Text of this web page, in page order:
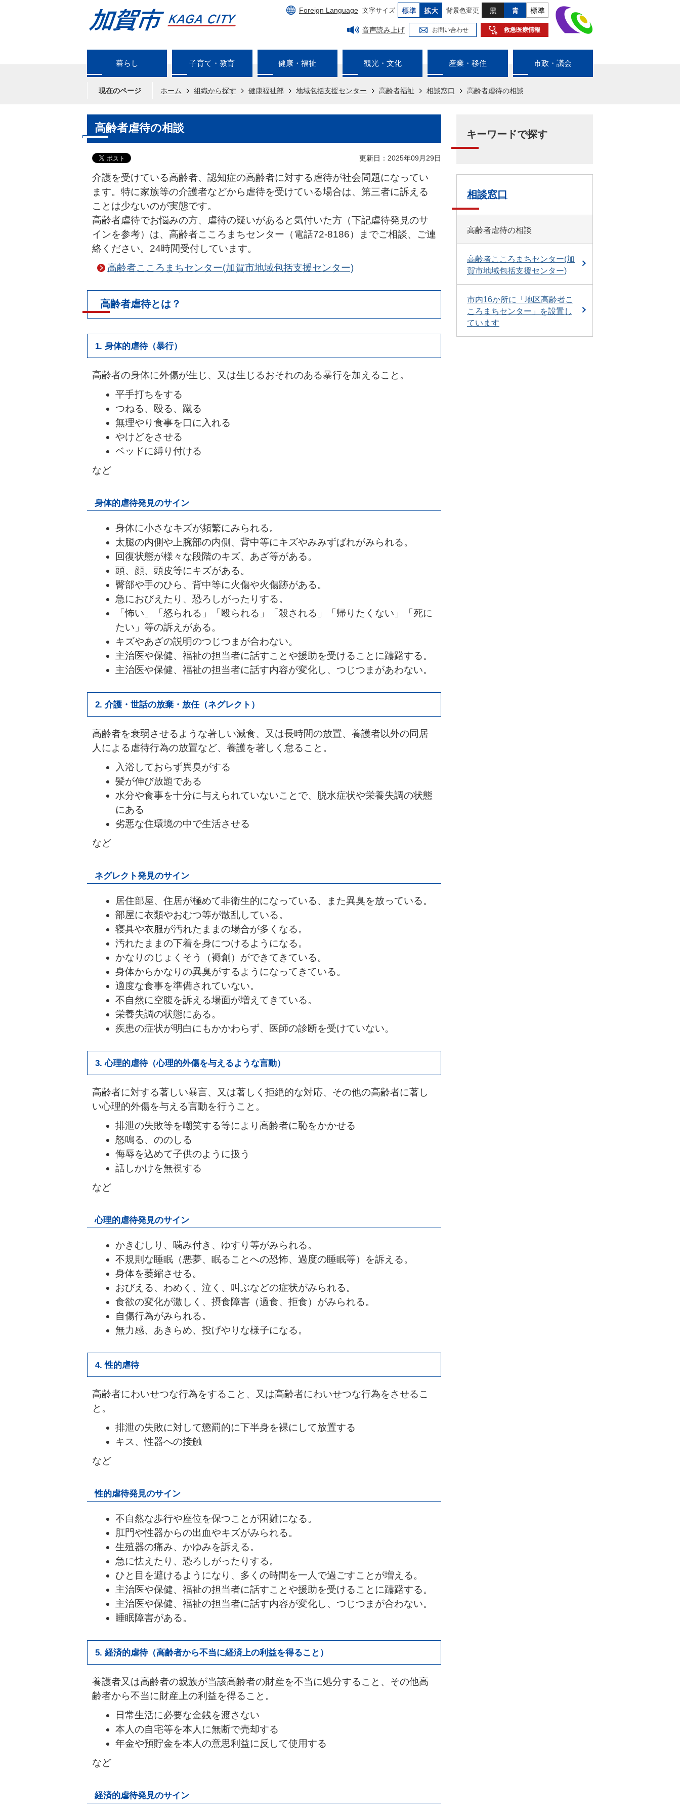
Foreign Language 文字サイズ 背景色変更
音声読み上げ お問い合わせ 救急医療情報
暮らし 子育て・教育 健康・福祉 観光・文化 産業・移住 市政・議会
現在のページ ホーム 組織から探す 健康福祉部 地域包括支援センター 高齢者福祉 相談窓口 高齢者虐待の相談
高齢者虐待の相談
更新日：2025年09月29日
介護を受けている高齢者、認知症の高齢者に対する虐待が社会問題になってい
ます。特に家族等の介護者などから虐待を受けている場合は、第三者に訴える
ことは少ないのが実態です。
高齢者虐待でお悩みの方、虐待の疑いがあると気付いた方（下記虐待発見のサ
インを参考）は、高齢者こころまちセンター（電話72-8186）までご相談、ご連
絡ください。24時間受付しています。
高齢者こころまちセンター(加賀市地域包括支援センター)
高齢者虐待とは？
1. 身体的虐待（暴行）
高齢者の身体に外傷が生じ、又は生じるおそれのある暴行を加えること。
平手打ちをする
つねる、殴る、蹴る
無理やり食事を口に入れる
やけどをさせる
ベッドに縛り付ける
など
身体的虐待発見のサイン
身体に小さなキズが頻繁にみられる。
太腿の内側や上腕部の内側、背中等にキズやみみずばれがみられる。
回復状態が様々な段階のキズ、あざ等がある。
頭、顔、頭皮等にキズがある。
臀部や手のひら、背中等に火傷や火傷跡がある。
急におびえたり、恐ろしがったりする。
「怖い」「怒られる」「殴られる」「殺される」「帰りたくない」「死に
たい」等の訴えがある。
キズやあざの説明のつじつまが合わない。
主治医や保健、福祉の担当者に話すことや援助を受けることに躊躇する。
主治医や保健、福祉の担当者に話す内容が変化し、つじつまがあわない。
2. 介護・世話の放棄・放任（ネグレクト）
高齢者を衰弱させるような著しい減食、又は長時間の放置、養護者以外の同居
人による虐待行為の放置など、養護を著しく怠ること。
入浴しておらず異臭がする
髪が伸び放題である
水分や食事を十分に与えられていないことで、脱水症状や栄養失調の状態
にある
劣悪な住環境の中で生活させる
など
ネグレクト発見のサイン
居住部屋、住居が極めて非衛生的になっている、また異臭を放っている。
部屋に衣類やおむつ等が散乱している。
寝具や衣服が汚れたままの場合が多くなる。
汚れたままの下着を身につけるようになる。
かなりのじょくそう（褥創）ができてきている。
身体からかなりの異臭がするようになってきている。
適度な食事を準備されていない。
不自然に空腹を訴える場面が増えてきている。
栄養失調の状態にある。
疾患の症状が明白にもかかわらず、医師の診断を受けていない。
3. 心理的虐待（心理的外傷を与えるような言動）
高齢者に対する著しい暴言、又は著しく拒絶的な対応、その他の高齢者に著し
い心理的外傷を与える言動を行うこと。
排泄の失敗等を嘲笑する等により高齢者に恥をかかせる
怒鳴る、ののしる
侮辱を込めて子供のように扱う
話しかけを無視する
など
心理的虐待発見のサイン
かきむしり、噛み付き、ゆすり等がみられる。
不規則な睡眠（悪夢、眠ることへの恐怖、過度の睡眠等）を訴える。
身体を萎縮させる。
おびえる、わめく、泣く、叫ぶなどの症状がみられる。
食欲の変化が激しく、摂食障害（過食、拒食）がみられる。
自傷行為がみられる。
無力感、あきらめ、投げやりな様子になる。
4. 性的虐待
高齢者にわいせつな行為をすること、又は高齢者にわいせつな行為をさせるこ
と。
排泄の失敗に対して懲罰的に下半身を裸にして放置する
キス、性器への接触
など
性的虐待発見のサイン
不自然な歩行や座位を保つことが困難になる。
肛門や性器からの出血やキズがみられる。
生殖器の痛み、かゆみを訴える。
急に怯えたり、恐ろしがったりする。
ひと目を避けるようになり、多くの時間を一人で過ごすことが増える。
主治医や保健、福祉の担当者に話すことや援助を受けることに躊躇する。
主治医や保健、福祉の担当者に話す内容が変化し、つじつまが合わない。
睡眠障害がある。
5. 経済的虐待（高齢者から不当に経済上の利益を得ること）
養護者又は高齢者の親族が当該高齢者の財産を不当に処分すること、その他高
齢者から不当に財産上の利益を得ること。
日常生活に必要な金銭を渡さない
本人の自宅等を本人に無断で売却する
年金や預貯金を本人の意思利益に反して使用する
など
経済的虐待発見のサイン
キーワードで探す
相談窓口
高齢者虐待の相談
高齢者こころまちセンター(加
賀市地域包括支援センター)
市内16か所に「地区高齢者こ
ころまちセンター」を設置し
ています